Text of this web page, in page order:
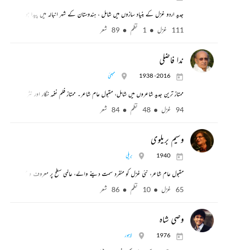
جدید اردو غزل کے بنیاد سازوں میں شامل ، ہندوستان کے شہر انبالہ میں پیدا ہوئے اور
111 غزل
1 نظم 89 شعر
ندا فاضلی
1938 -2016 ممبئی
ممتاز ترین جدید شاعروں میں شامل، مقبول عام شاعر۔ ممتاز فلم نغمہ نگار اور نثر نگار،
94 غزل
48 نظم 84 شعر
وسیم بریلوی
1940 بریلی
مقبول عام شاعر، نئی غزل کو منفرد سمت دینے والے، عالمی سطح پر معروف و مشہور
65 غزل
10 نظم 86 شعر
وصی شاہ
1976 لاہور